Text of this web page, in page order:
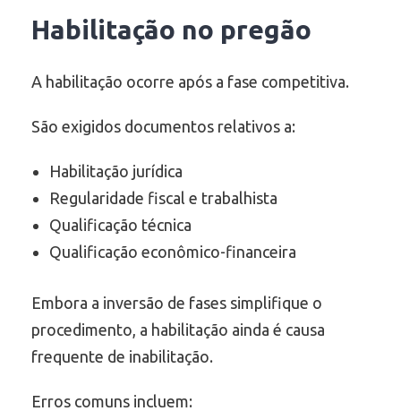
Habilitação no pregão
A habilitação ocorre após a fase competitiva.
São exigidos documentos relativos a:
Habilitação jurídica
Regularidade fiscal e trabalhista
Qualificação técnica
Qualificação econômico-financeira
Embora a inversão de fases simplifique o
procedimento, a habilitação ainda é causa
frequente de inabilitação.
Erros comuns incluem: